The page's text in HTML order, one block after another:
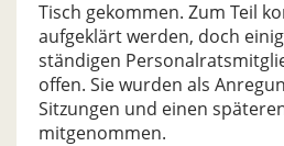
Tisch gekommen. Zum Teil
aufgeklärt werden, doch
ständigen
offen. Sie wurden als
Sitzungen und einen
mitgenommen.